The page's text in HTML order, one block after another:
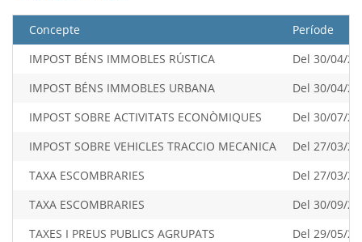
Concepte
Període
IMPOST BÉNS IMMOBLES RÚSTICA
Del 30/04/
IMPOST BÉNS IMMOBLES URBANA
Del 30/04/
IMPOST SOBRE ACTIVITATS ECONÒMIQUES
Del 30/07/
IMPOST SOBRE VEHICLES TRACCIO MECANICA
Del 27/03/
TAXA ESCOMBRARIES
Del 27/03/
TAXA ESCOMBRARIES
Del 30/09/
TAXES I PREUS PUBLICS AGRUPATS
Del 29/05/